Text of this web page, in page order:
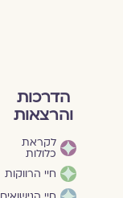
הדרכות
והרצאות
לקראת
כלולות
חיי הרווקות